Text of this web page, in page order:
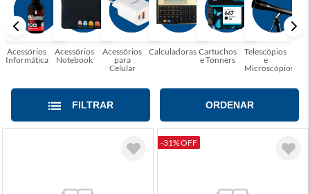
surpreender com as possibilidades! Faça parte dessa jornada
tecnológica conosco e desfrute de uma experiência única de
Acessórios
Informática
Acessórios
Notebook
Acessórios
para
Celular
Calculadoras Cartuchos
e Tonners
Telescópios
e
Microscópios
FILTRAR ORDENAR
-31% OFF